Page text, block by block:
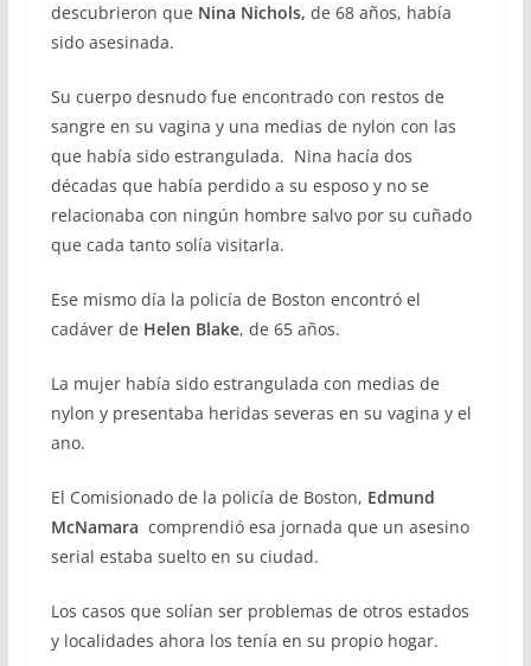
descubrieron que Nina Nichols, de 68 años, había
sido asesinada.
Su cuerpo desnudo fue encontrado con restos de
sangre en su vagina y una medias de nylon con las
que había sido estrangulada. Nina hacía dos
décadas que había perdido a su esposo y no se
relacionaba con ningún hombre salvo por su cuñado
que cada tanto solía visitarla.
Ese mismo día la policía de Boston encontró el
cadáver de Helen Blake, de 65 años.
La mujer había sido estrangulada con medias de
nylon y presentaba heridas severas en su vagina y el
ano.
El Comisionado de la policía de Boston, Edmund
McNamara comprendió esa jornada que un asesino
serial estaba suelto en su ciudad.
Los casos que solían ser problemas de otros estados
y localidades ahora los tenía en su propio hogar.